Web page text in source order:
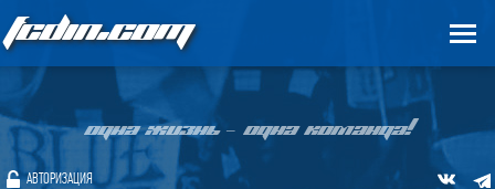
FCDIN.COM
ОДНА ЖИЗНЬ – ОДНА КОМАНДА!
АВТОРИЗАЦИЯ